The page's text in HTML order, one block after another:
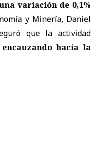
variación de 0,1%
y Minería, Daniel
que la actividad
hacia la